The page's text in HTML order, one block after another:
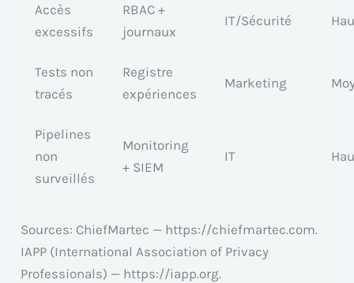
Accès
excessifs
RBAC +
journaux
IT/Sécurité
Tests non
tracés
Registre
expériences
Marketing
Pipelines
non
surveillés
Monitoring
+ SIEM
IT
Sources: ChiefMartec — https://chiefmartec.com.
IAPP (International Association of Privacy
Professionals) — https://iapp.org.